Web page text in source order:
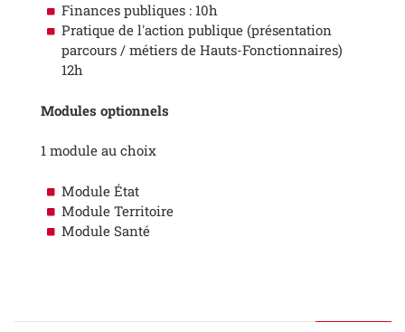
Finances publiques : 10h
Pratique de l'action publique (présentation
parcours / métiers de Hauts-Fonctionnaires)
12h
Modules optionnels
1 module au choix
Module État
Module Territoire
Module Santé